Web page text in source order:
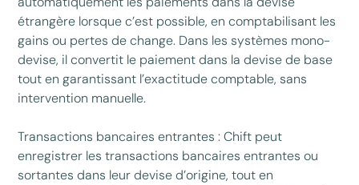
étrangère lorsque c’est possible, en comptabilisant les
gains ou pertes de change. Dans les systèmes mono-
devise, il convertit le paiement dans la devise de base
tout en garantissant l’exactitude comptable, sans
intervention manuelle.
Transactions bancaires entrantes : Chift peut
enregistrer les transactions bancaires entrantes ou
sortantes dans leur devise d’origine, tout en